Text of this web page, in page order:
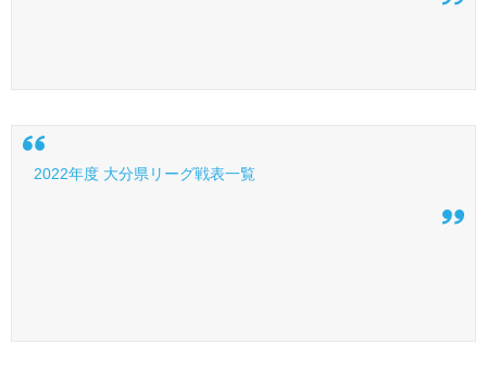
2022年度 大分県リーグ戦表一覧